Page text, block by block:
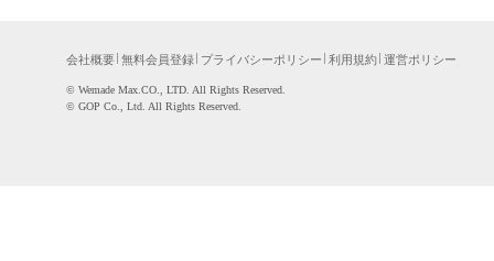
会社概要 無料会員登録 プライバシーポリシー 利用規約 運営ポリシー
©WemadeMax.CO.,LTD.AllRightsReserved.
©GOPCo.,Ltd.AllRightsReserved.